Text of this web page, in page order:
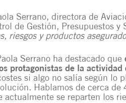
Serrano, directora de
de Gestión, Presupuestos
riesgos y productos
Serrano ha destacado que
protagonistas de la
si algo no salía según lo
Hablamos de cerca de
actualmente se reparten los